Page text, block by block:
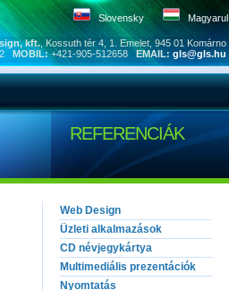
kft., Kossuth tér 4, 1. Emelet, 945 01 Komárno
MOBIL:+421-905-512658 EMAIL: gls@gls.hu
Slovensky Magyarul
REFERENCIÁK
Web Design
Üzleti alkalmazások
CD névjegykártya
Multimediális prezentációk
Nyomtatás